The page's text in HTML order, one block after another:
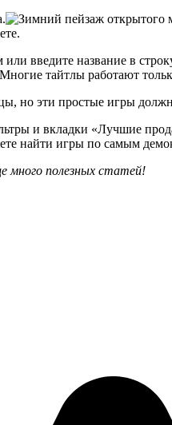
введите название в
тайтлы работают
но эти простые игры
и вкладки «Лучшие
найти игры по самым
много полезных статей!